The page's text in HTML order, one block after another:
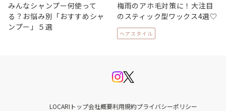
みんなシャンプー何使って
る？お悩み別「おすすめシャ
ンプー」５選
梅雨のアホ毛対策に！大注目
のスティック型ワックス4選♡
ヘアスタイル
LOCARIトップ会社概要利用規約プライバシーポリシー